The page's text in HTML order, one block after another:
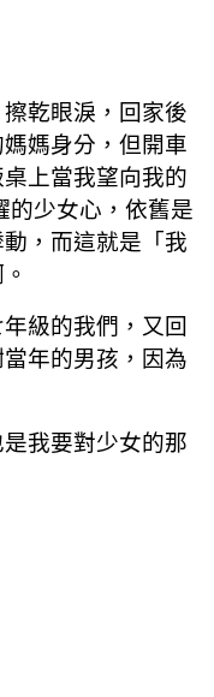
乾眼淚，回家後
媽身分，但開車
上當我望向我的
的少女心，依舊是
，而這就是「我
級的我們，又回
年的男孩，因為
我要對少女的那